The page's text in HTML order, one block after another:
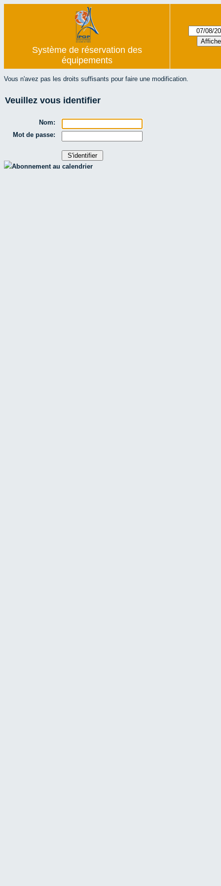
Système de réservation des
équipements
Vous n'avez pas les droits suffisants pour faire une modification.
Veuillez vous identifier
Nom:
Mot de passe:
Abonnement au calendrier